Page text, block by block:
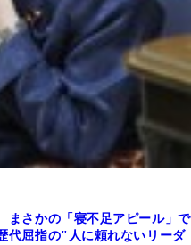
さかの「寝不足アピール」で
代屈指の"人に頼れないリーダ